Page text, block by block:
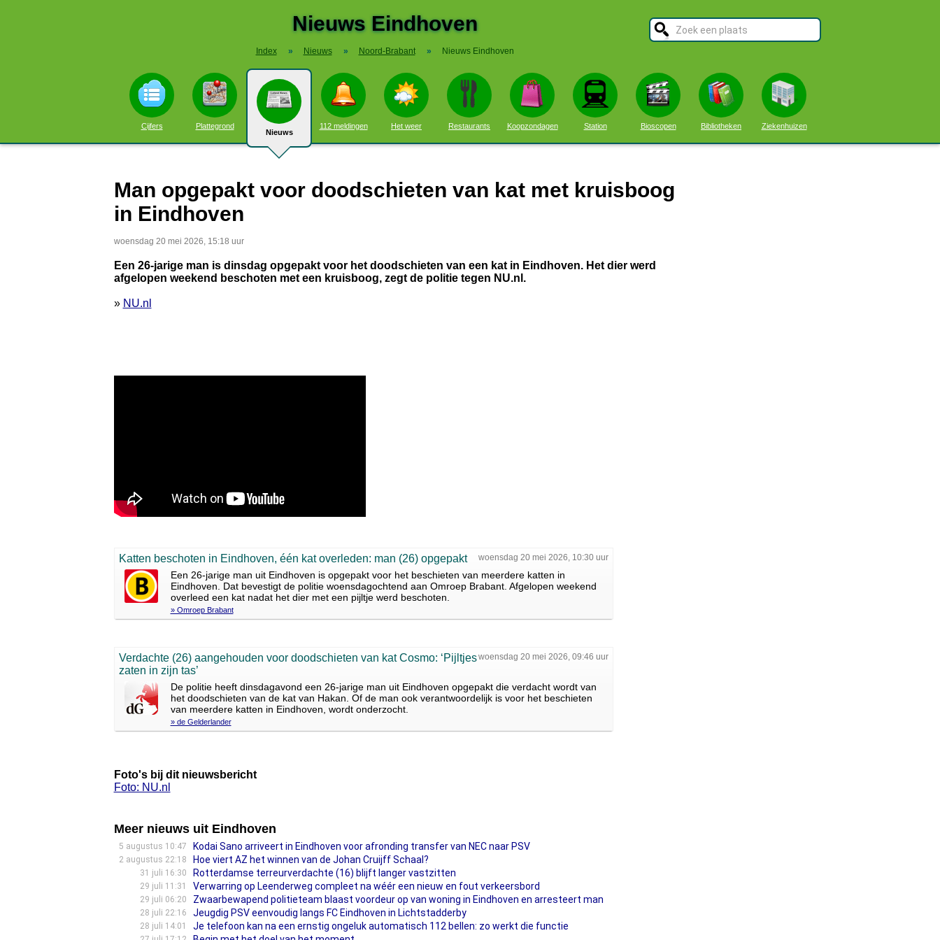
Nieuws Eindhoven
Index » Nieuws » Noord-Brabant » Nieuws Eindhoven
Cijfers Plattegrond
Nieuws
112 meldingen Het weer Restaurants Koopzondagen Station Bioscopen Bibliotheken Ziekenhuizen
Man opgepakt voor doodschieten van kat met kruisboog
in Eindhoven
woensdag 20 mei 2026, 15:18 uur
Een 26-jarige man is dinsdag opgepakt voor het doodschieten van een kat in Eindhoven. Het dier werd
afgelopen weekend beschoten met een kruisboog, zegt de politie tegen NU.nl.
» NU.nl
woensdag 20 mei 2026, 10:30 uur
Katten beschoten in Eindhoven, één kat overleden: man (26) opgepakt
Een 26-jarige man uit Eindhoven is opgepakt voor het beschieten van meerdere katten in
Eindhoven. Dat bevestigt de politie woensdagochtend aan Omroep Brabant. Afgelopen weekend
overleed een kat nadat het dier met een pijltje werd beschoten.
» Omroep Brabant
woensdag 20 mei 2026, 09:46 uur
Verdachte (26) aangehouden voor doodschieten van kat Cosmo: ‘Pijltjes
zaten in zijn tas’
De politie heeft dinsdagavond een 26-jarige man uit Eindhoven opgepakt die verdacht wordt van
het doodschieten van de kat van Hakan. Of de man ook verantwoordelijk is voor het beschieten
van meerdere katten in Eindhoven, wordt onderzocht.
» de Gelderlander
Foto's bij dit nieuwsbericht
Foto: NU.nl
Meer nieuws uit Eindhoven
5 augustus 10:47 Kodai Sano arriveert in Eindhoven voor afronding transfer van NEC naar PSV
2 augustus 22:18 Hoe viert AZ het winnen van de Johan Cruijff Schaal?
31 juli 16:30 Rotterdamse terreurverdachte (16) blijft langer vastzitten
29 juli 11:31 Verwarring op Leenderweg compleet na wéér een nieuw en fout verkeersbord
29 juli 06:20 Zwaarbewapend politieteam blaast voordeur op van woning in Eindhoven en arresteert man
28 juli 22:16 Jeugdig PSV eenvoudig langs FC Eindhoven in Lichtstadderby
28 juli 14:01 Je telefoon kan na een ernstig ongeluk automatisch 112 bellen: zo werkt die functie